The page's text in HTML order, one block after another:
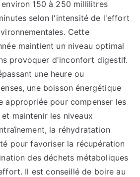
150 à 250 millilitres
selon l'intensité de l'effort
Cette
maintient un niveau optimal
provoquer d'inconfort digestif.
une heure ou
une boisson énergétique
appropriée pour compenser les
maintenir les niveaux
la réhydratation
pour favoriser la récupération
des déchets métaboliques
Il est conseillé de boire au